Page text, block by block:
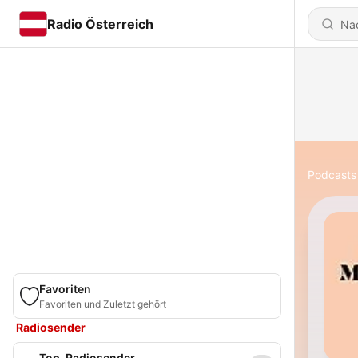
Radio Österreich
Favoriten
Favoriten und Zuletzt gehört
Radiosender
Podcasts